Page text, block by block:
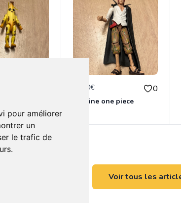
pour améliorer
un
le trafic de
10.00€ 0
figurine one piece
Voir tous les